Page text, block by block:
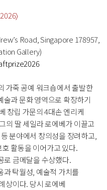
Road, Singapore 178957,
Gallery)
가죽 공예 워크숍에서 출발한
과 문화 영역으로 확장하기
창립 가문의 4대손 엔리케
의 딸 세일라 로에베가 이끌고
분야에서 창의성을 장려하고,
활동을 이어가고 있다.
로 금메달을 수상했다.
과 탁월성, 예술적 가치를
상이다. 당시 로에베